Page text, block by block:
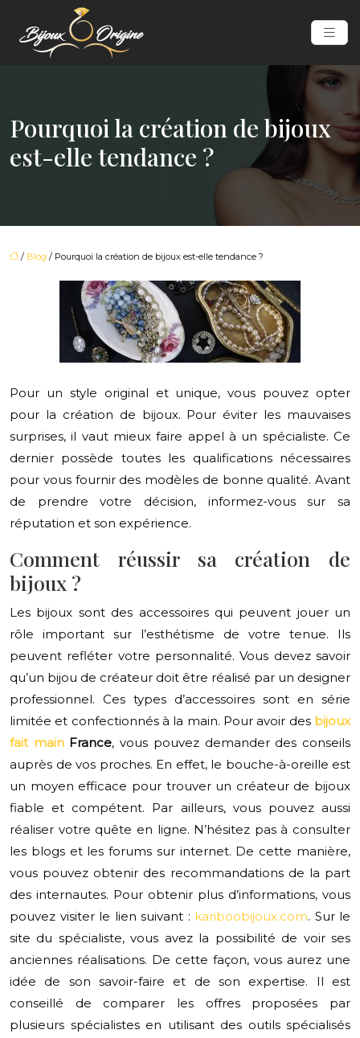
Pourquoi la création de bijoux
est-elle tendance ?
/ Blog / Pourquoi la création de bijoux est-elle tendance ?
Pour un style original et unique, vous pouvez opter
pour la création de bijoux. Pour éviter les mauvaises
surprises, il vaut mieux faire appel à un spécialiste. Ce
dernier possède toutes les qualifications nécessaires
pour vous fournir des modèles de bonne qualité. Avant
de prendre votre décision, informez-vous sur sa
réputation et son expérience.
Comment réussir sa création de
bijoux ?
Les bijoux sont des accessoires qui peuvent jouer un
rôle important sur l’esthétisme de votre tenue. Ils
peuvent refléter votre personnalité. Vous devez savoir
qu’un bijou de créateur doit être réalisé par un designer
professionnel. Ces types d’accessoires sont en série
limitée et confectionnés à la main. Pour avoir des bijoux
fait mainFrance, vous pouvez demander des conseils
auprès de vos proches. En effet, le bouche-à-oreille est
un moyen efficace pour trouver un créateur de bijoux
fiable et compétent. Par ailleurs, vous pouvez aussi
réaliser votre quête en ligne. N’hésitez pas à consulter
les blogs et les forums sur internet. De cette manière,
vous pouvez obtenir des recommandations de la part
des internautes. Pour obtenir plus d’informations, vous
pouvez visiter le lien suivant : kariboobijoux.com. Sur le
site du spécialiste, vous avez la possibilité de voir ses
anciennes réalisations. De cette façon, vous aurez une
idée de son savoir-faire et de son expertise. Il est
conseillé de comparer les offres proposées par
plusieurs spécialistes en utilisant des outils spécialisés